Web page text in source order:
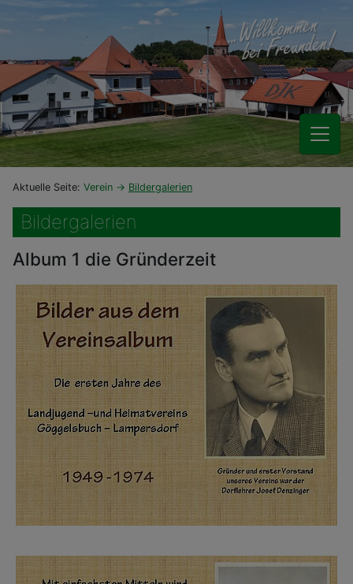
Aktuelle Seite: Verein Bildergalerien
Bildergalerien
Album 1 die Gründerzeit